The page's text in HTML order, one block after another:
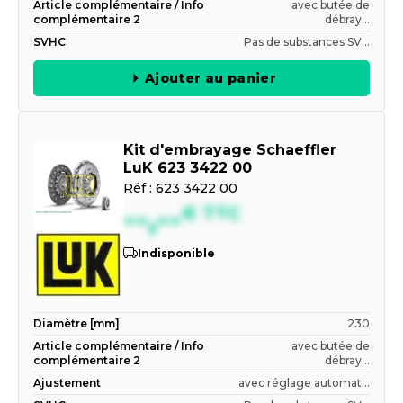
Article complémentaire / Info
complémentaire 2
avec butée de
débray...
SVHC
Pas de substances SV...
Ajouter au panier
Kit d'embrayage Schaeffler
LuK 623 3422 00
Réf : 623 3422 00
--,--€ TTC
Indisponible
Diamètre [mm]
230
Article complémentaire / Info
complémentaire 2
avec butée de
débray...
Ajustement
avec réglage automat...